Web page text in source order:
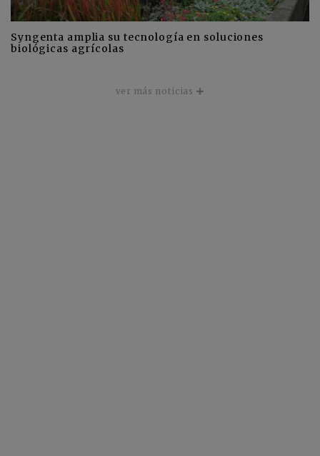
Syngenta amplia su tecnología en soluciones
biológicas agrícolas
ver más noticias